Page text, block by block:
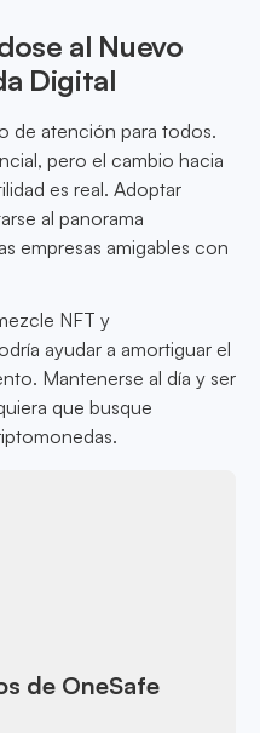
al Nuevo
Digital
de atención para todos.
pero el cambio hacia
es real. Adoptar
al panorama
empresas amigables con
NFT y
ayudar a amortiguar el
Mantenerse al día y ser
que busque
de OneSafe